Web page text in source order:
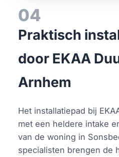
04
Praktisch
door EKAA
Arnhem
Het installatiepad bij
met een heldere intake
van de woning in
specialisten brengen de